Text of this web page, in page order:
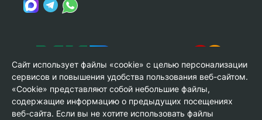
Сайт использует файлы «cookie» с целью персонализации
сервисов и повышения удобства пользования веб-сайтом.
«Cookie» представляют собой небольшие файлы,
содержащие информацию о предыдущих посещениях
веб-сайта. Если вы не хотите использовать файлы